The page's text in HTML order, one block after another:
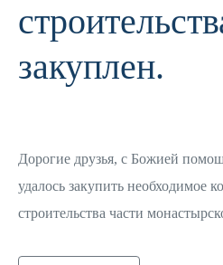
закуплен.
Дорогие друзья, с Божией
удалось закупить необходимое
строительства части